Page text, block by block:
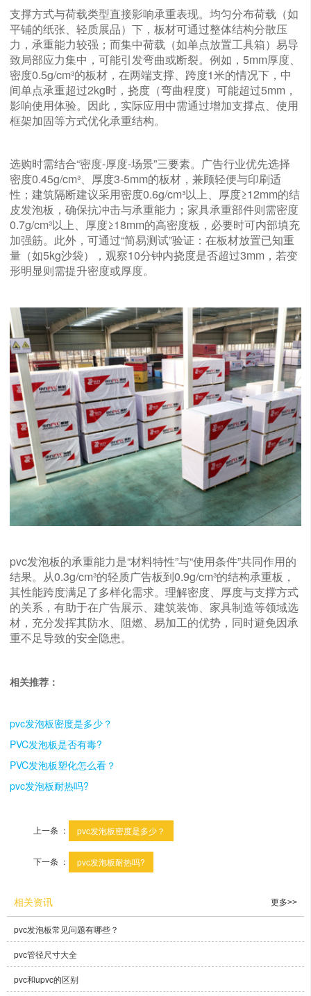
支撑方式与荷载类型直接影响承重表现。均匀分布荷载（如
平铺的纸张、轻质展品）下，板材可通过整体结构分散压
力，承重能力较强；而集中荷载（如单点放置工具箱）易导
致局部应力集中，可能引发弯曲或断裂。例如，5mm厚度、
密度0.5g/cm³的板材，在两端支撑、跨度1米的情况下，中
间单点承重超过2kg时，挠度（弯曲程度）可能超过5mm，
影响使用体验。因此，实际应用中需通过增加支撑点、使用
框架加固等方式优化承重结构。
选购时需结合“密度-厚度-场景”三要素。广告行业优先选择
密度0.45g/cm³、厚度3-5mm的板材，兼顾轻便与印刷适
性；建筑隔断建议采用密度0.6g/cm³以上、厚度≥12mm的结
皮发泡板，确保抗冲击与承重能力；家具承重部件则需密度
0.7g/cm³以上、厚度≥18mm的高密度板，必要时可内部填充
加强筋。此外，可通过“简易测试”验证：在板材放置已知重
量（如5kg沙袋），观察10分钟内挠度是否超过3mm，若变
形明显则需提升密度或厚度。
pvc发泡板的承重能力是“材料特性”与“使用条件”共同作用的
结果。从0.3g/cm³的轻质广告板到0.9g/cm³的结构承重板，
其性能跨度满足了多样化需求。理解密度、厚度与支撑方式
的关系，有助于在广告展示、建筑装饰、家具制造等领域选
材，充分发挥其防水、阻燃、易加工的优势，同时避免因承
重不足导致的安全隐患。
相关推荐：
pvc发泡板密度是多少？
PVC发泡板是否有毒?
PVC发泡板塑化怎么看？
pvc发泡板耐热吗?
上一条 ： pvc发泡板密度是多少？
下一条 ： pvc发泡板耐热吗?
相关资讯 更多>>
pvc发泡板常见问题有哪些？
pvc管径尺寸大全
pvc和upvc的区别